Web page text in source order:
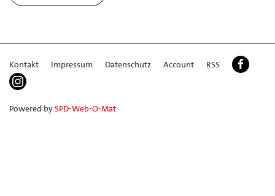
Kontakt Impressum Datenschutz Account RSS
Powered bySPD-Web-O-Mat